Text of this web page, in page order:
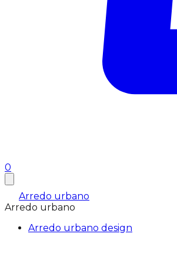
0
Arredo urbano
Arredo urbano
Arredo urbano design